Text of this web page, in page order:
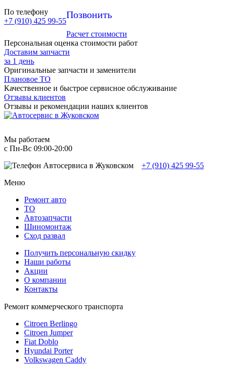
По телефону
+7 (910) 425 99-55
Позвонить
Расчет стоимости
Персональная оценка стоимости работ
Доставим запчасти
за 1 день
Оригинальные запчасти и заменители
Плановое ТО
Качественное и быстрое сервисное обслуживание
Отзывы клиентов
Отзывы и рекомендации наших клиентов
Мы работаем
с Пн-Вc 09:00-20:00
+7 (910) 425 99-55
Меню
Ремонт авто
TO
Автозапчасти
Шиномонтаж
Сход развал
Получить персональную скидку
Наши работы
Акции
О компании
Контакты
Ремонт коммерческого транспорта
Citroen Berlingo
Citroen Jumper
Fiat Doblo
Hyundai Porter
Volkswagen Caddy